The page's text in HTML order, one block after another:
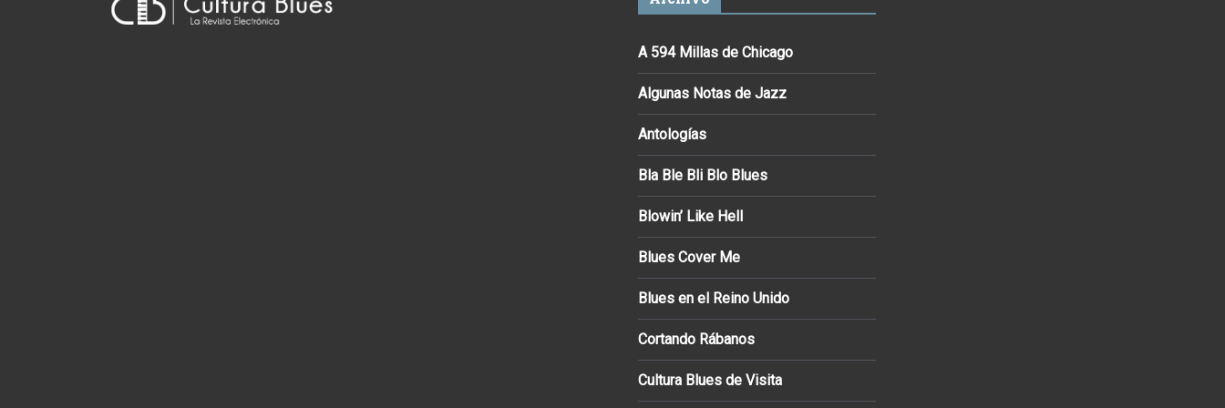
A 594 Millas de Chicago
Algunas Notas de Jazz
Antologías
Bla Ble Bli Blo Blues
Blowin’ Like Hell
Blues Cover Me
Blues en el Reino Unido
Cortando Rábanos
Cultura Blues de Visita